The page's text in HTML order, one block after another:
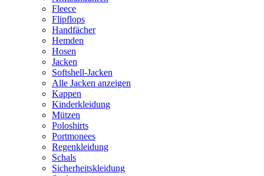
Fleece
Flipflops
Handfächer
Hemden
Hosen
Jacken
Softshell-Jacken
Alle Jacken anzeigen
Kappen
Kinderkleidung
Mützen
Poloshirts
Portmonees
Regenkleidung
Schals
Sicherheitskleidung